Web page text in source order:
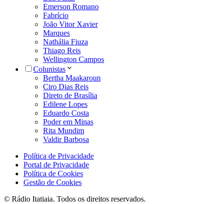
Emerson Romano
Fabrício
João Vitor Xavier
Marques
Nathália Fiuza
Thiago Reis
Wellington Campos
Colunistas
Bertha Maakaroun
Ciro Dias Reis
Direto de Brasília
Edilene Lopes
Eduardo Costa
Poder em Minas
Rita Mundim
Valdir Barbosa
Política de Privacidade
Portal de Privacidade
Política de Cookies
Gestão de Cookies
© Rádio Itatiaia. Todos os direitos reservados.